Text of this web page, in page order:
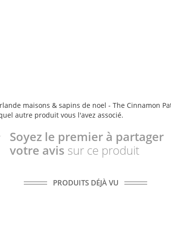
maisons & sapins de noel - The Cinnamon
autre produit vous l'avez associé.
Soyez le premier à partager
votre avis sur ce produit
PRODUITS DÉJÀ VU